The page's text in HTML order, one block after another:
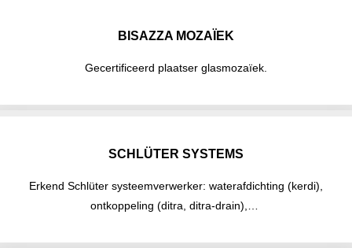
BISAZZA MOZAÏEK
Gecertificeerd plaatser glasmozaïek.
SCHLÜTER SYSTEMS
Erkend Schlüter systeemverwerker: waterafdichting (kerdi),
ontkoppeling (ditra, ditra-drain),…